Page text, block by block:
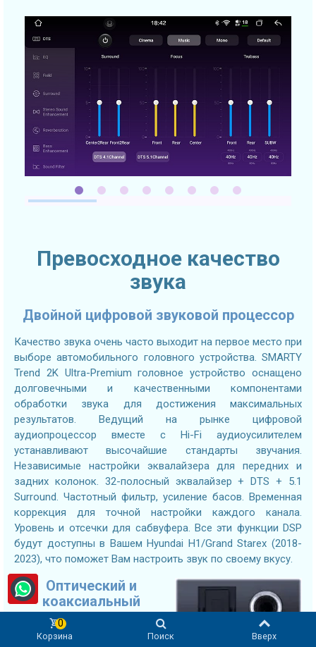
Превосходное качество
звука
Двойной цифровой звуковой процессор
Качество звука очень часто выходит на первое место при
выборе автомобильного головного устройства. SMARTY
Trend 2K Ultra-Premium головное устройство оснащено
долговечными и качественными компонентами
обработки звука для достижения максимальных
результатов. Ведущий на рынке цифровой
аудиопроцессор вместе с Hi-Fi аудиоусилителем
устанавливают высочайшие стандарты звучания.
Независимые настройки эквалайзера для передних и
задних колонок. 32-полосный эквалайзер + DTS + 5.1
Surround. Частотный фильтр, усиление басов. Временная
коррекция для точной настройки каждого канала.
Уровень и отсечки для сабвуфера. Все эти функции DSP
будут доступны в Вашем Hyundai H1/Grand Starex (2018-
2023), что поможет Вам настроить звук по своему вкусу.
Оптический и
коаксиальный
выходы
Подключайте DSP-усилители
Корзина
0
Поиск Вверх